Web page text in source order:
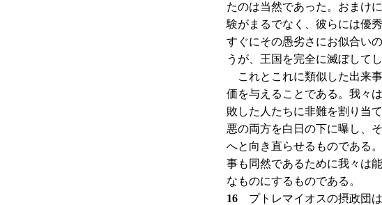
たのは当然であった。おまけ
験がまるでなく、彼らには優
すぐにその愚劣さにお似合い
うが、王国を完全に滅ぼしてし
これとこれに類似した出来
価を与えることである。我々
敗した人たちに非難を割り当
悪の両方を白日の下に曝し、
へと向き直らせるものである
事も同然であるために我々は
なものにするものである。
16 プトレマイオスの摂政団